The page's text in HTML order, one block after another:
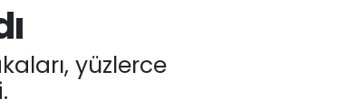
yüzlerce